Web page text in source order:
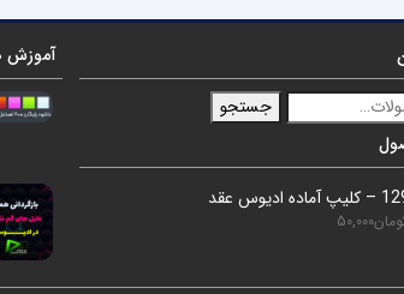
جستجو
آماده ادیوس عقد
50,000